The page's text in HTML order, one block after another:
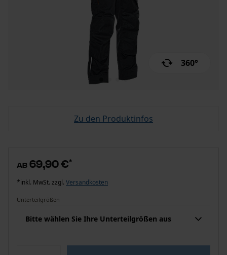
360°
Zu den Produktinfos
ab 69,90 €*
*inkl. MwSt. zzgl. Versandkosten
Unterteilgrößen
Bitte wählen Sie Ihre Unterteilgrößen aus